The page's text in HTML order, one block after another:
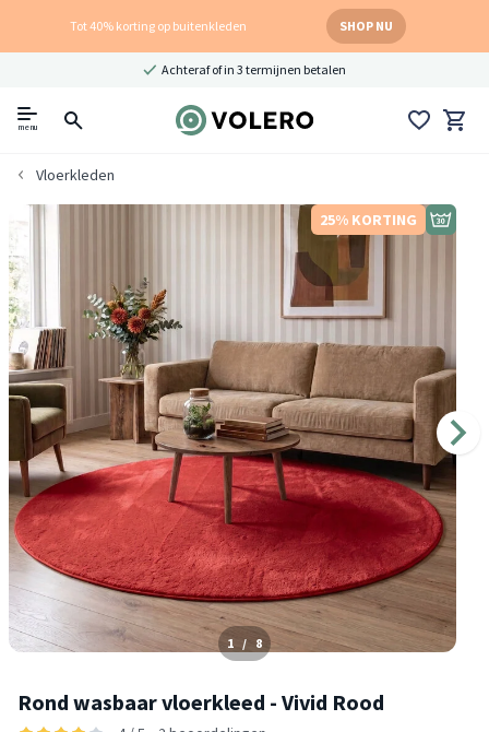
Tot 40% korting op buitenkleden SHOP NU
Achteraf of in 3 termijnen betalen
menu
Vloerkleden
25% KORTING
1 / 8
Rond wasbaar vloerkleed - Vivid Rood